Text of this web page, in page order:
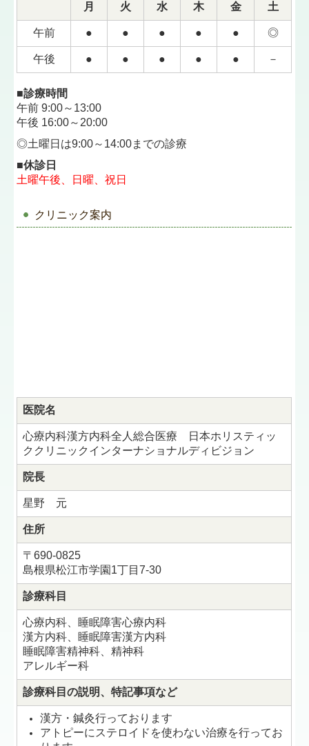
クリニック案内
医院名
心療内科漢方内科全人総合医療 日本ホリスティッ
ククリニックインターナショナルディビジョン
院長
星野 元
住所
〒690-0825
島根県松江市学園1丁目7-30
診療科目
心療内科、睡眠障害心療内科
漢方内科、睡眠障害漢方内科
睡眠障害精神科、精神科
アレルギー科
診療科目の説明、特記事項など
漢方・鍼灸行っております
アトピーにステロイドを使わない治療を行ってお
月 火 水 木 金 土
午前 ● ● ● ● ● ◎
午後 ● ● ● ● ● －
■診療時間
午前 9:00～13:00
午後 16:00～20:00
◎土曜日は9:00～14:00までの診療
■休診日
土曜午後、日曜、祝日